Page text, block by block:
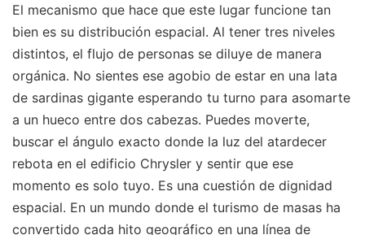
El mecanismo que hace que este lugar funcione tan
bien es su distribución espacial. Al tener tres niveles
distintos, el flujo de personas se diluye de manera
orgánica. No sientes ese agobio de estar en una lata
de sardinas gigante esperando tu turno para asomarte
a un hueco entre dos cabezas. Puedes moverte,
buscar el ángulo exacto donde la luz del atardecer
rebota en el edificio Chrysler y sentir que ese
momento es solo tuyo. Es una cuestión de dignidad
espacial. En un mundo donde el turismo de masas ha
convertido cada hito geográfico en una línea de